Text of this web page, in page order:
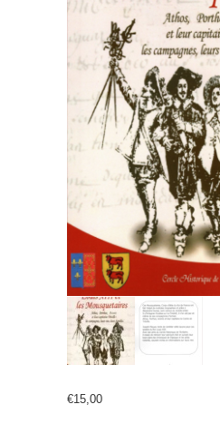
€15,00